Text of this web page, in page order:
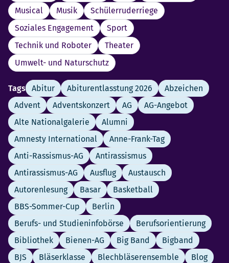
Musical
Musik
Schülerruderriege
Soziales Engagement
Sport
Technik und Roboter
Theater
Umwelt- und Naturschutz
Tags Abitur Abiturentlasstung 2026
Abzeichen
Advent
Adventskonzert AG
AG-Angebot
Alte Nationalgalerie
Alumni
Amnesty International
Anne-Frank-Tag
Anti-Rassismus-AG
Antirassismus
Antirassismus-AG
Ausflug
Austausch
Autorenlesung
Basar
Basketball
BBS-Sommer-Cup
Berlin
Berufs- und Studieninfobörse
Berufsorientierung
Bibliothek
Bienen-AG Big Band
Bigband
BJS
Bläserklasse Blechbläserensemble
Blog